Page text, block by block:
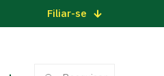
Filiar-se